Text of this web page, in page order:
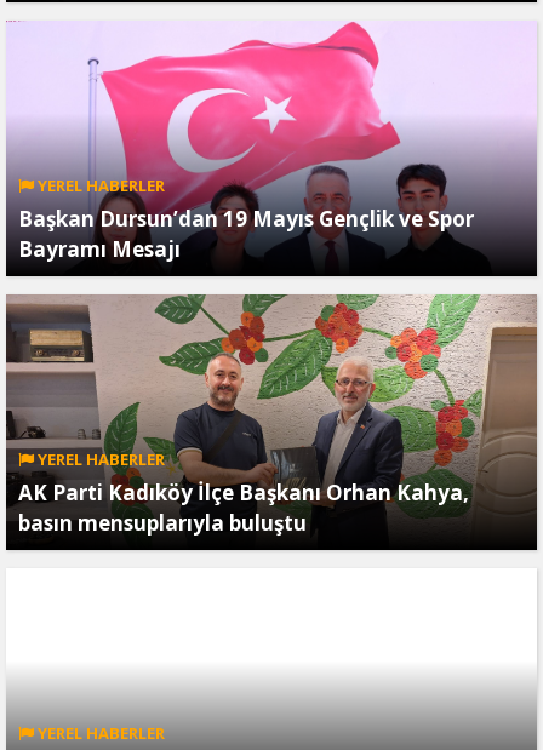
YEREL HABERLER
Başkan Dursun’dan 19 Mayıs Gençlik ve Spor
Bayramı Mesajı
YEREL HABERLER
AK Parti Kadıköy İlçe Başkanı Orhan Kahya,
basın mensuplarıyla buluştu
YEREL HABERLER